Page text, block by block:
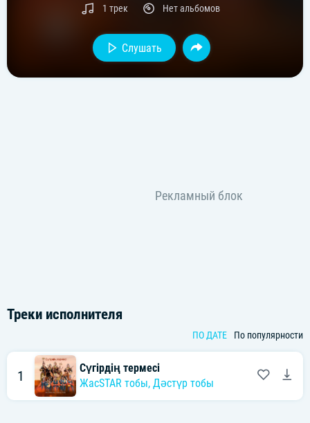
1 трек Нет альбомов
Слушать
Треки исполнителя
ПО ДАТЕ По популярности
1
Сүгірдің термесі
ЖасSTAR тобы, Дәстүр тобы